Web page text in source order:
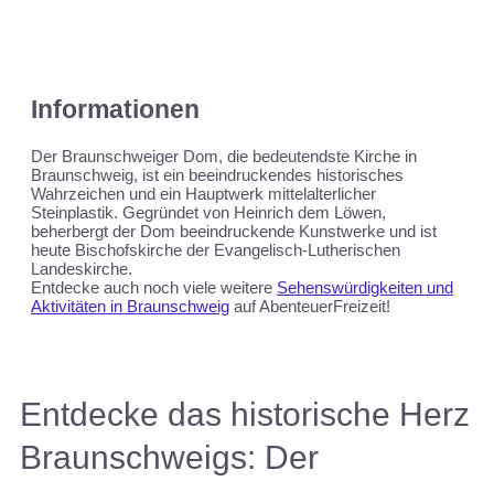
Informationen
Der Braunschweiger Dom, die bedeutendste Kirche in
Braunschweig, ist ein beeindruckendes historisches
Wahrzeichen und ein Hauptwerk mittelalterlicher
Steinplastik. Gegründet von Heinrich dem Löwen,
beherbergt der Dom beeindruckende Kunstwerke und ist
heute Bischofskirche der Evangelisch-Lutherischen
Landeskirche.
Entdecke auch noch viele weitere Sehenswürdigkeiten und
Aktivitäten in Braunschweig auf AbenteuerFreizeit!
Entdecke das historische Herz
Braunschweigs: Der